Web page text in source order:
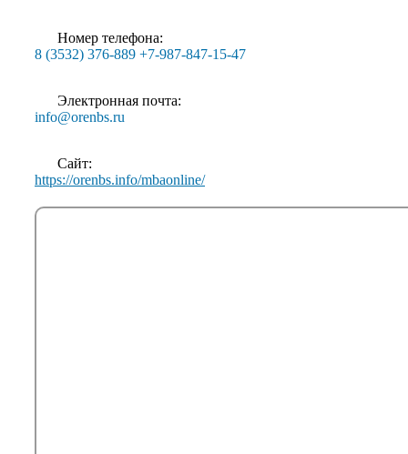
Номер телефона:
8 (3532) 376-889 +7-987-847-15-47
Электронная почта:
info@orenbs.ru
Сайт:
https://orenbs.info/mbaonline/